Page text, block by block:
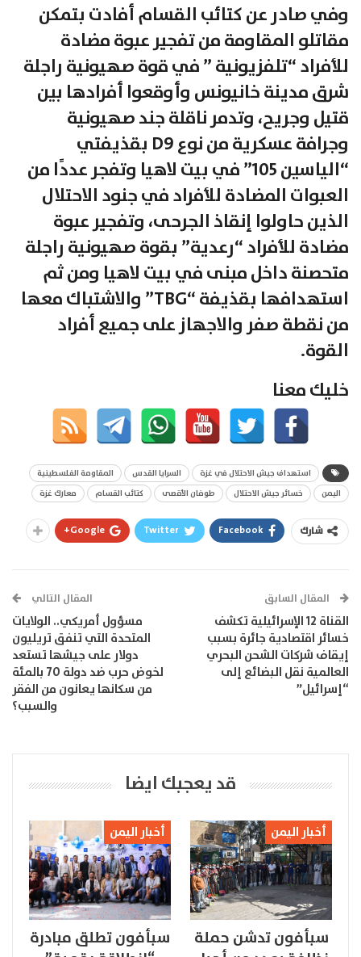
وفي صادر عن كتائب القسام أفادت بتمكن
مقاتلو المقاومة من تفجير عبوة مضادة
للأفراد “تلفزيونية ” في قوة صهيونية راجلة
شرق مدينة خانيونس وأوقعوا أفرادها بين
قتيل وجريح، وتدمر ناقلة جند صهيونية
وجرافة عسكرية من نوع D9 بقذيفتي
“الياسين 105” في بيت لاهيا وتفجر عددًا من
العبوات المضادة للأفراد في جنود الاحتلال
الذين حاولوا إنقاذ الجرحى، وتفجير عبوة
مضادة للأفراد “رعدية” بقوة صهيونية راجلة
متحصنة داخل مبنى في بيت لاهيا ومن ثم
استهدافها بقذيفة “TBG” والاشتباك معها
من نقطة صفر والاجهاز على جميع أفراد
القوة.
خليك معنا
استهداف جيش الاحتلال في غزة السرايا القدس
المقاومة الفلسطينية
اليمن
خسائر جيش الاحتلال طوفان الأقصى كتائب القسام معارك غزة
شارك Facebook
Twitter
Google+
المقال السابق
القناة 12 الإسرائيلية تكشف
خسائر اقتصادية جائرة بسبب
إيقاف شركات الشحن البحري
العالمية نقل البضائع إلى
“إسرائيل”
المقال التالي
مسؤول أمريكي.. الولايات
المتحدة التي تنفق تريليون
دولار على جيشها تستعد
لخوض حرب ضد دولة 70 بالمئة
من سكانها يعانون من الفقر
والسبب؟
قد يعجبك ايضا
أخبار اليمن
سبأفون تدشن حملة
أخبار اليمن
سبأفون تطلق مبادرة